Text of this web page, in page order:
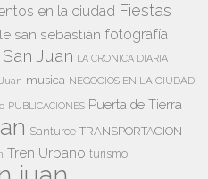
en la ciudad Fiestas
san sebastián fotografía
Juan LA CRONICA DIARIA
musica NEGOCIOS EN LA CIUDAD
PUBLICACIONES Puerta de Tierra
Santurce TRANSPORTACION
Tren Urbano turismo